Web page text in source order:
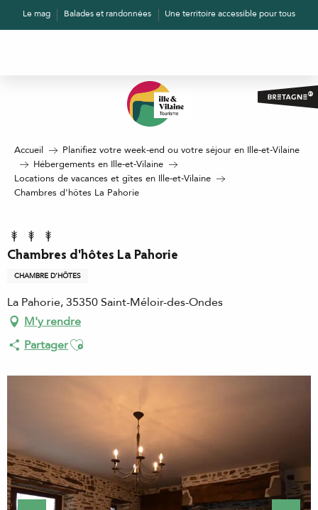
AllerLe mag Balades et randonnées Une territoire accessible pour tous
Accueil
Planifiez votre week-end ou votre séjour en Ille-et-Vilaine
Hébergements en Ille-et-Vilaine
Locations de vacances et gîtes en Ille-et-Vilaine
Chambres d'hôtes La Pahorie
Chambres d'hôtes La Pahorie
CHAMBRE D'HÔTES
La Pahorie, 35350 Saint-Méloir-des-Ondes
M'y rendre
PartagerAjouter aux favoris